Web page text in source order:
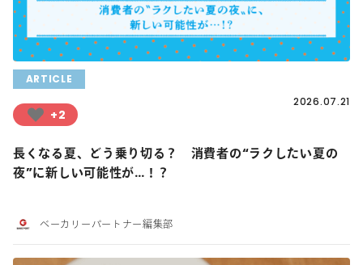
ARTICLE
+2
2026.07.21
長くなる夏、どう乗り切る？ 消費者の“ラクしたい夏の
夜”に新しい可能性が…！？
ベーカリーパートナー編集部